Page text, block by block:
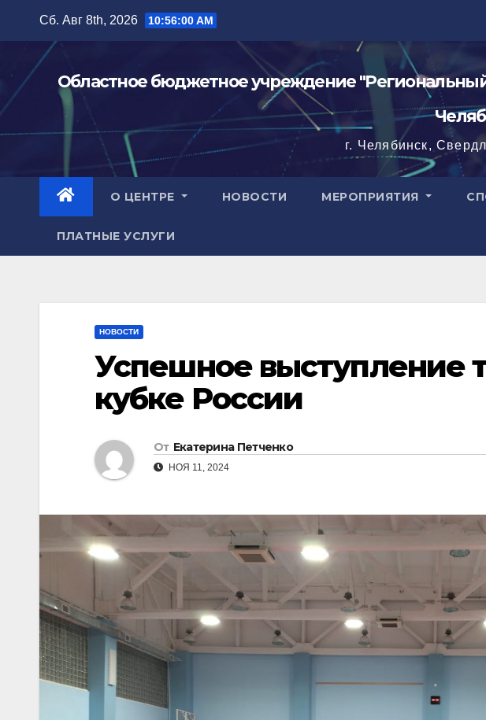
содержимому
Сб. Авг 8th, 2026 10:56:01 AM
Областное бюджетное учреждение
г. Челябинск,
О ЦЕНТРЕ НОВОСТИ МЕРОПРИЯТИЯ
ПЛАТНЫЕ УСЛУГИ
НОВОСТИ
Успешное выступление
кубке России
От Екатерина Петченко
НОЯ 11, 2024